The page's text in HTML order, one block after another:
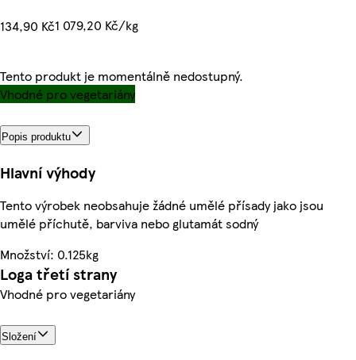
134,90 Kč1 079,20 Kč/kg
Tento produkt je momentálně nedostupný.
Vhodné pro vegetariány
Popis produktu
Hlavní výhody
Tento výrobek neobsahuje žádné umělé přísady jako jsou
umělé příchutě, barviva nebo glutamát sodný
Množství: 0.125kg
Loga třetí strany
Vhodné pro vegetariány
Složení